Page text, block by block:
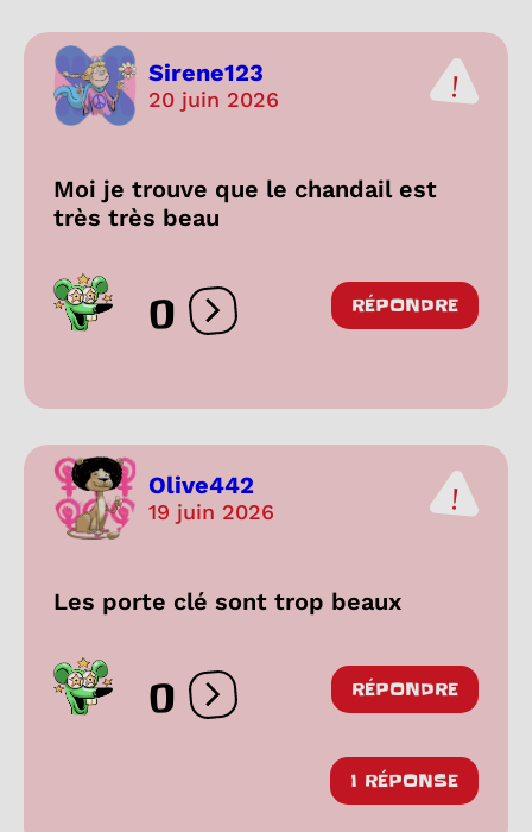
Sirene123
20 juin 2026
Moi je trouve que le chandail est
très très beau
0 Ouvrir les réactions
RÉPONDRE
Olive442
19 juin 2026
Les porte clé sont trop beaux
0 Ouvrir les réactions
RÉPONDRE
1 RÉPONSE